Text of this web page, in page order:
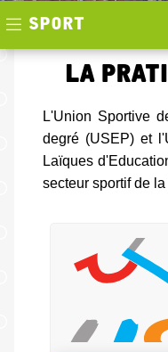
Sport
La
L'Union Sportive
degré (USEP) et
Laïques
secteur sportif de